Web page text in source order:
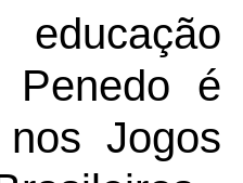
Penedo é
Jogos